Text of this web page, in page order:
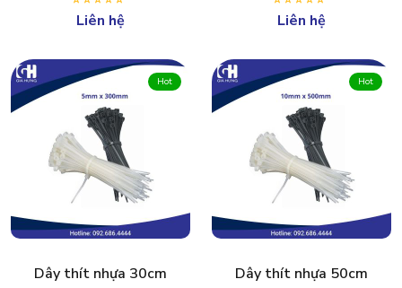
Liên hệ Liên hệ
Hot
Dây thít nhựa 30cm
Hot
Dây thít nhựa 50cm